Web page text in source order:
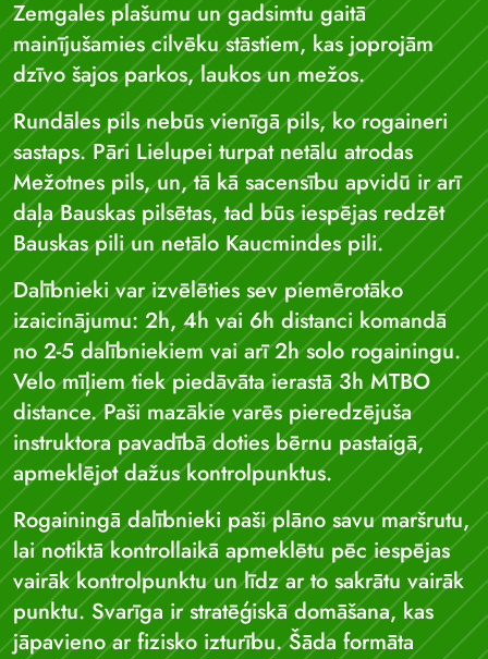
Zemgales plašumu un gadsimtu gaitā
mainījušamies cilvēku stāstiem, kas joprojām
dzīvo šajos parkos, laukos un mežos.
Rundāles pils nebūs vienīgā pils, ko rogaineri
sastaps. Pāri Lielupei turpat netālu atrodas
Mežotnes pils, un, tā kā sacensību apvidū ir arī
daļa Bauskas pilsētas, tad būs iespējas redzēt
Bauskas pili un netālo Kaucmindes pili.
Dalībnieki var izvēlēties sev piemērotāko
izaicinājumu: 2h, 4h vai 6h distanci komandā
no 2-5 dalībniekiem vai arī 2h solo rogainingu.
Velo mīļiem tiek piedāvāta ierastā 3h MTBO
distance. Paši mazākie varēs pieredzējuša
instruktora pavadībā doties bērnu pastaigā,
apmeklējot dažus kontrolpunktus.
Rogainingā dalībnieki paši plāno savu maršrutu,
lai notiktā kontrollaikā apmeklētu pēc iespējas
vairāk kontrolpunktu un līdz ar to sakrātu vairāk
punktu. Svarīga ir stratēģiskā domāšana, kas
jāpavieno ar fizisko izturību. Šāda formāta